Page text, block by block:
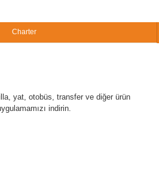
Charter
yat, otobüs, transfer ve diğer ürün
indirin.